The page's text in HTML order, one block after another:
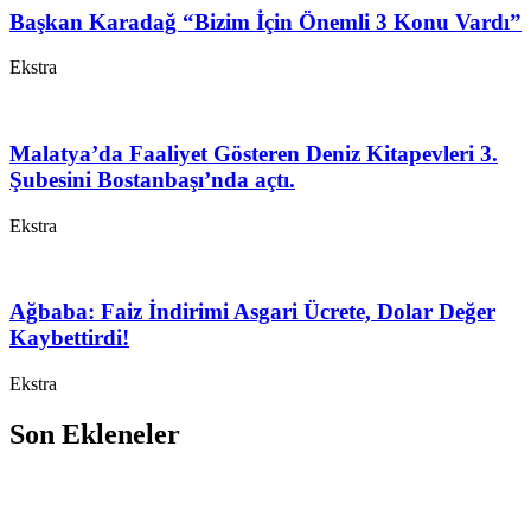
Başkan Karadağ “Bizim İçin Önemli 3 Konu Vardı”
Ekstra
Malatya’da Faaliyet Gösteren Deniz Kitapevleri 3.
Şubesini Bostanbaşı’nda açtı.
Ekstra
Ağbaba: Faiz İndirimi Asgari Ücrete, Dolar Değer
Kaybettirdi!
Ekstra
Son Ekleneler